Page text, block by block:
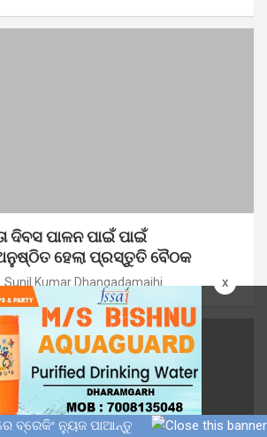
x
ଦିବସ ପାଳନ ପାଇଁ ପାଇଁ
ହେଲା ପ୍ରସ୍ତୁତି ବୈଠକ
Sunil Kumar Dhangadamajhi
ବ୍ରେକିଂ ନ୍ୟୁଜ ପାଆନ୍ତୁ